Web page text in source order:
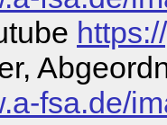
fsa.de/